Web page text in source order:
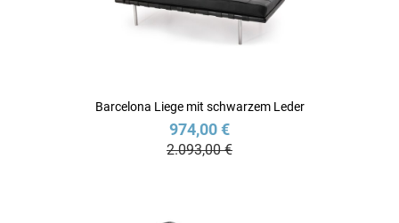
Barcelona Liege mit schwarzem Leder
974,00 €
2.093,00 €